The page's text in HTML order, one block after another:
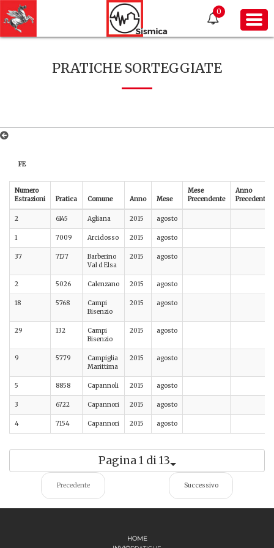
0
PRATICHE SORTEGGIATE
FE
Numero
Estrazioni
Pratica Comune Anno Mese
Mese
Precendente
Anno
Precedente
2 6145 Agliana 2015 agosto
1 7009 Arcidosso 2015 agosto
37 7177
Barberino
Val d Elsa
2015 agosto
2 5026 Calenzano 2015 agosto
18 5768
Campi
Bisenzio
2015 agosto
29 132
Campi
Bisenzio
2015 agosto
9 5779
Campiglia
Marittima
2015 agosto
5 8858 Capannoli 2015 agosto
3 6722 Capannori 2015 agosto
4 7154 Capannori 2015 agosto
Pagina 1 di 13
Precedente Successivo
HOME